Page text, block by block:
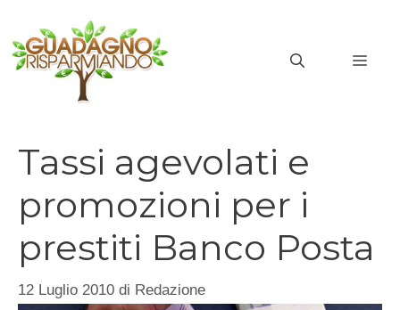
contenuto
Tassi agevolati e
promozioni per i
prestiti Banco Posta
12 Luglio 2010 di Redazione